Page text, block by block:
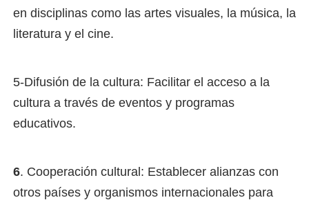
en disciplinas como las artes visuales, la música, la
literatura y el cine.
5-Difusión de la cultura: Facilitar el acceso a la
cultura a través de eventos y programas
educativos.
6. Cooperación cultural: Establecer alianzas con
otros países y organismos internacionales para